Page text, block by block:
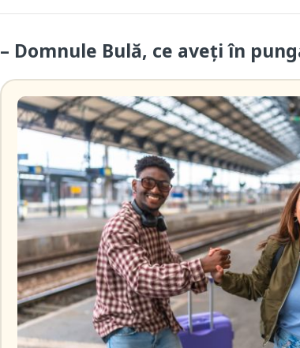
– Domnule Bulă, ce aveți în